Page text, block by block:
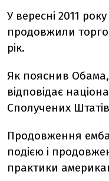
У вересні 2011
продовжили
рік.
Як пояснив
відповідає
Сполучених
Продовження
подією і
практики